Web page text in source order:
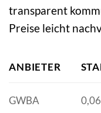
transparent
Preise leicht
ANBIETER
GWBA